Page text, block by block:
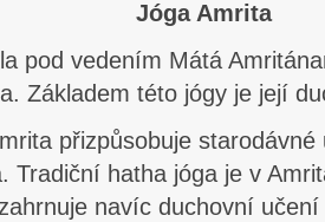
Jóga Amrita
pod vedením Mátá
Základem této jógy je její
přizpůsobuje
Tradiční hatha jóga je v
navíc duchovní